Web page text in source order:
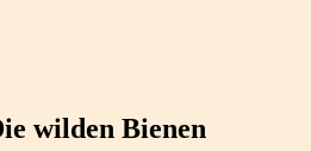
wilden Bienen